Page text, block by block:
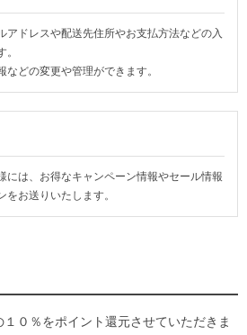
アドレスや配送先住所やお支払方法などの入
どの変更や管理ができます。
には、お得なキャンペーン情報やセール情報
お送りいたします。
０％をポイント還元させていただきま